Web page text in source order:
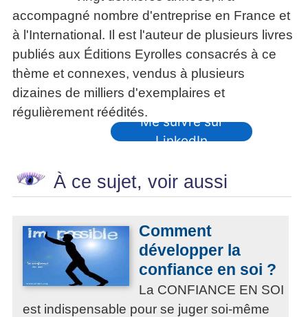
accompagné nombre d'entreprise en France et
à l'International. Il est l'auteur de plusieurs livres
publiés aux Éditions Eyrolles consacrés à ce
thème et connexes, vendus à plusieurs
dizaines de milliers d'exemplaires et
régulièrement réédités.
Me suivre sur
LinkedIn
À ce sujet, voir aussi
Comment
développer la
confiance en soi ?
La CONFIANCE EN SOI
est indispensable pour se juger soi-même